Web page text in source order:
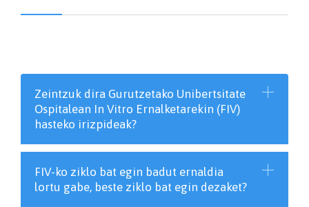
Zeintzuk dira Gurutzetako Unibertsitate
Ospitalean In Vitro Ernalketarekin (FIV)
hasteko irizpideak?
FIV-ko ziklo bat egin badut ernaldia
lortu gabe, beste ziklo bat egin dezaket?